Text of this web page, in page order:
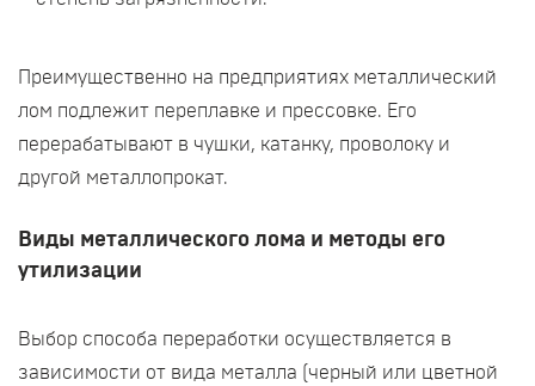
Преимущественно на предприятиях металлический
лом подлежит переплавке и прессовке. Его
перерабатывают в чушки, катанку, проволоку и
другой металлопрокат.
Виды металлического лома и методы его
утилизации
Выбор способа переработки осуществляется в
зависимости от вида металла (черный или цветной